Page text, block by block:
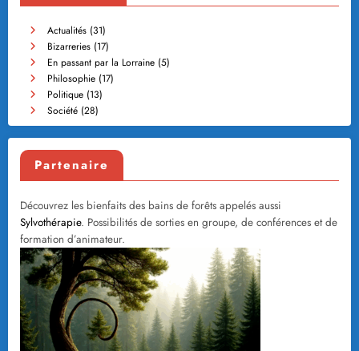
Actualités (31)
Bizarreries (17)
En passant par la Lorraine (5)
Philosophie (17)
Politique (13)
Société (28)
Partenaire
Découvrez les bienfaits des bains de forêts appelés aussi
Sylvothérapie. Possibilités de sorties en groupe, de conférences et de
formation d’animateur.